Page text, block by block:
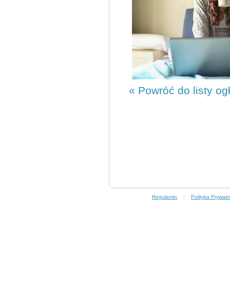
« Powróć do listy
Regulamin | Polityka